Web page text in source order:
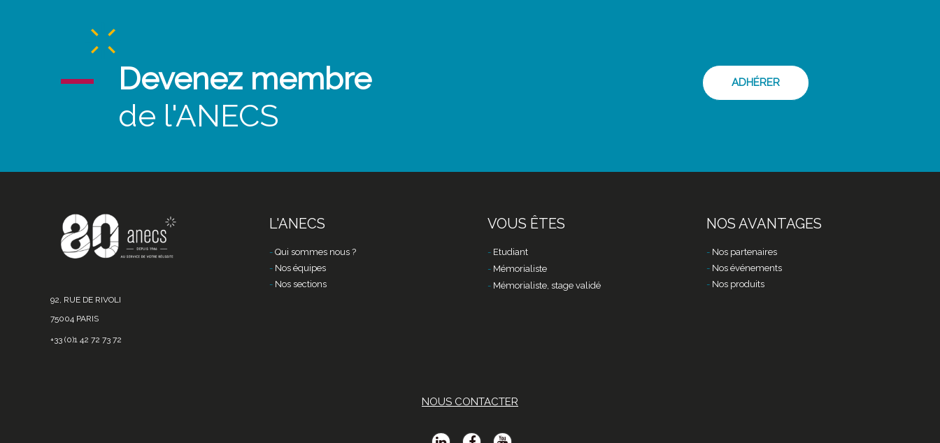
Devenez membre
de l'ANECS
ADHÉRER
92, RUE DE RIVOLI
75004 PARIS
+33 (0)1 42 72 73 72
L'ANECS
Qui sommes nous ?
Nos équipes
Nos sections
VOUS ÊTES
Etudiant
Mémorialiste
Mémorialiste, stage validé
NOS AVANTAGES
Nos partenaires
Nos événements
Nos produits
NOUS CONTACTER